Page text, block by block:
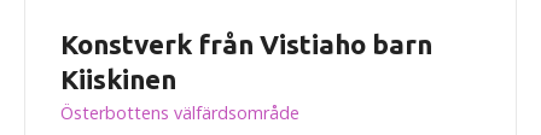
Konstverk från Vistiaho barn
Kiiskinen
Österbottens välfärdsområde